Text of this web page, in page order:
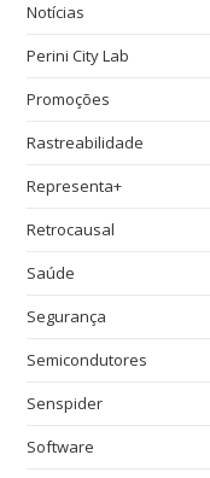
Notícias
Perini City Lab
Promoções
Rastreabilidade
Representa+
Retrocausal
Saúde
Segurança
Semicondutores
Senspider
Software